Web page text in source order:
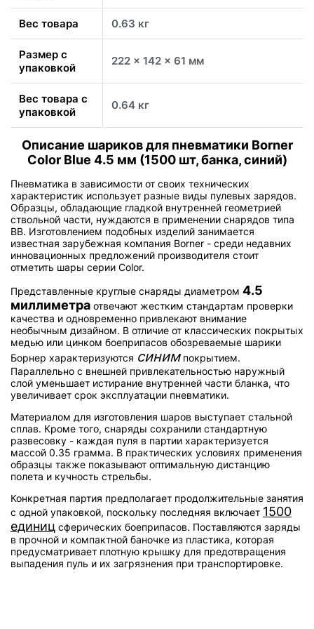
Вес товара 0.63 кг
Размер с
упаковкой
222 x 142 x 61 мм
Вес товара с
упаковкой
0.64 кг
Описание шариков для пневматики Borner
Color Blue 4.5 мм (1500 шт, банка, синий)
Пневматика в зависимости от своих технических
характеристик использует разные виды пулевых зарядов.
Образцы, обладающие гладкой внутренней геометрией
ствольной части, нуждаются в применении снарядов типа
BB. Изготовлением подобных изделий занимается
известная зарубежная компания Borner - среди недавних
инновационных предложений производителя стоит
отметить шары серии Color.
Представленные круглые снаряды диаметром 4.5
миллиметра отвечают жестким стандартам проверки
качества и одновременно привлекают внимание
необычным дизайном. В отличие от классических покрытых
медью или цинком боеприпасов обозреваемые шарики
Борнер характеризуются синимпокрытием.
Параллельно с внешней привлекательностью наружный
слой уменьшает истирание внутренней части бланка, что
увеличивает срок эксплуатации пневматики.
Материалом для изготовления шаров выступает стальной
сплав. Кроме того, снаряды сохранили стандартную
развесовку - каждая пуля в партии характеризуется
массой 0.35 грамма. В практических условиях применения
образцы также показывают оптимальную дистанцию
полета и кучность стрельбы.
Конкретная партия предполагает продолжительные занятия
с одной упаковкой, поскольку последняя включает 1500
единиц сферических боеприпасов. Поставляются заряды
в прочной и компактной баночке из пластика, которая
предусматривает плотную крышку для предотвращения
выпадения пуль и их загрязнения при транспортировке.